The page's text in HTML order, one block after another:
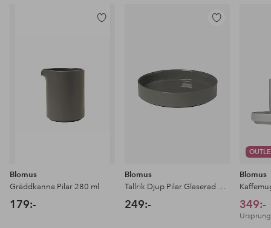
Blomus
Gräddkanna Pilar 280 ml
179:-
Blomus
Tallrik Djup Pilar Glaserad Keramik Ø20 cm
249:-
Blomus
349:-